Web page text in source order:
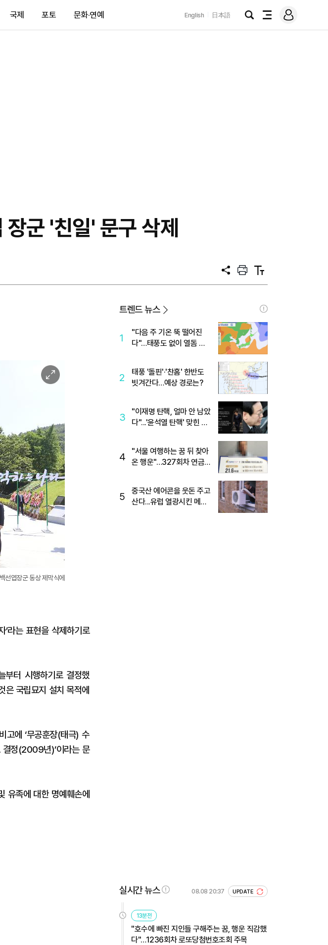
국제 포토 문화·연예 English 日本語
검
전
메
그
군 '친일' 문구 삭제
공
프
트
텍
트
이
미
대
선엽장군 동상 제막식에
라는 표현을 삭제하기로
터 시행하기로 결정했
은 국립묘지 설치 목적에
고에 ‘무공훈장(태극) 수
결정(2009년)’이라는 문
유족에 대한 명예훼손에
트렌드 뉴스
1
"다음 주 기온 뚝 떨어진
다"…태풍도 없이 열돔 박
2
태풍 '돌핀'·'찬홈' 한반도
빗겨간다…예상 경로는?
3
"이재명 탄핵, 얼마 안 남았
다"...'윤석열 탄핵' 맞힌 무
4
"서울 여행하는 꿈 뒤 찾아
온 행운"…327회차 연금
5
중국산 에어콘을 웃돈 주고
산다...유럽 열광시킨 메이
실시간 뉴스 08.08 20:37 UPDATE
13분전
"호수에 빠진 지인들 구해주는 꿈, 행운 직감했
다"…1236회차 로또당첨번호조회 주목